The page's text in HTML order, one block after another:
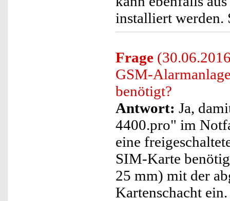
installiert werden.
Frage
GSM-
benötigt?
Antwort: Ja,
4400.pro" im
eine
SIM-Karte
25 mm) mit der
Kartenschacht ein.